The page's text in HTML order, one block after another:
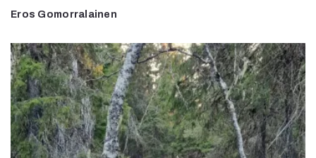
Eros Gomorralainen